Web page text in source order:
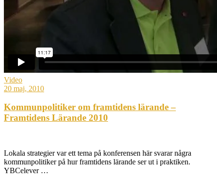
Video
20 maj, 2010
Kommunpolitiker om framtidens lärande –
Framtidens Lärande 2010
Lokala strategier var ett tema på konferensen här svarar några
kommunpolitiker på hur framtidens lärande ser ut i praktiken.
YBCelever …